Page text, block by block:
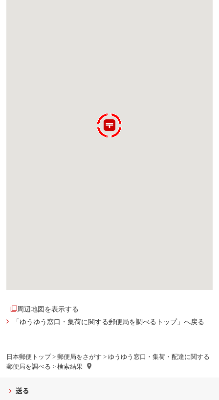
日本郵便トップ> 郵便局をさがす > ゆうゆう窓口・集荷・配達に関する
郵便局を調べる > 検索結果
周辺地図を表示する
「ゆうゆう窓口・集荷に関する郵便局を調べるトップ」へ戻る
送る